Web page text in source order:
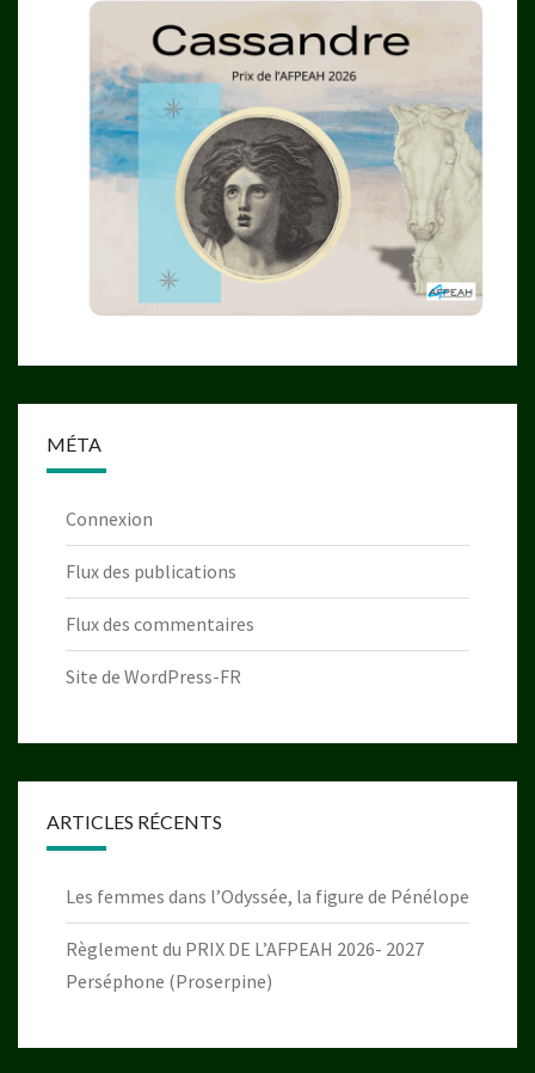
MÉTA
Connexion
Flux des publications
Flux des commentaires
Site de WordPress-FR
ARTICLES RÉCENTS
Les femmes dans l’Odyssée, la figure de Pénélope
Règlement du PRIX DE L’AFPEAH 2026- 2027
Perséphone (Proserpine)